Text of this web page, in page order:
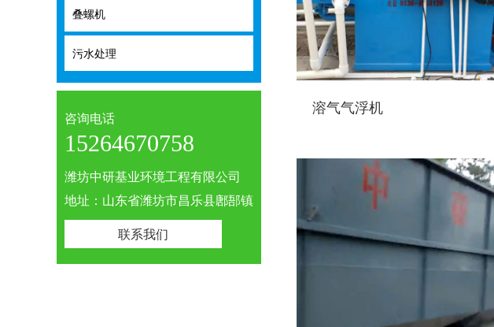
叠螺机 叠螺机
污水处理 污水处理
咨询电话
15264670758
潍坊中研基业环境工程有限公司
地址：山东省潍坊市昌乐县鄌郚镇
联系我们
溶气气浮机